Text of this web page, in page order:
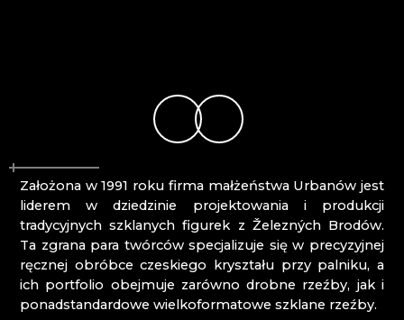
PRECIOSA LIGHTING
PROUSEK EXKLUSIVE LIGHTING
RESORT HVOZD
SPICHLERZ LEMBERK
STOWARZYSZENIE PRZYJACIÓŁ HUTY SZKŁA
W CHŘIBIE
STUDIO VINU
SZKLANY ZEGAR ASTRONOMICZNY - ČESKÁ
KAMENICE
SZOPKI KRYŠTOFOVO ÚDOLÍ
TGK - TECHNOLOGIA, SZKŁO I SZTUKA
Założona w 1991 roku firma małżeństwa Urbanów jest
liderem w dziedzinie projektowania i produkcji
tradycyjnych szklanych figurek z Železných Brodów.
Ta zgrana para twórców specjalizuje się w precyzyjnej
ręcznej obróbce czeskiego kryształu przy palniku, a
ich portfolio obejmuje zarówno drobne rzeźby, jak i
ponadstandardowe wielkoformatowe szklane rzeźby.